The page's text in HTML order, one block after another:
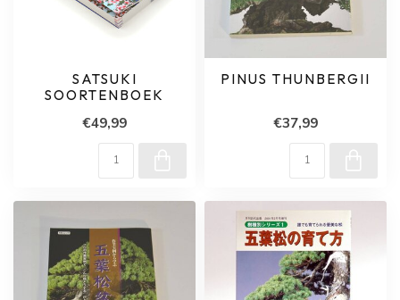
SATSUKI
SOORTENBOEK
€49,99
PINUS THUNBERGII
€37,99